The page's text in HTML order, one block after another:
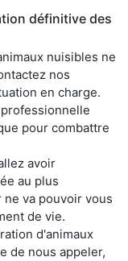
définitive des
nuisibles ne
nos
en charge.
pour combattre
avoir
au plus
va pouvoir vous
de vie.
d'animaux
de nous appeler,